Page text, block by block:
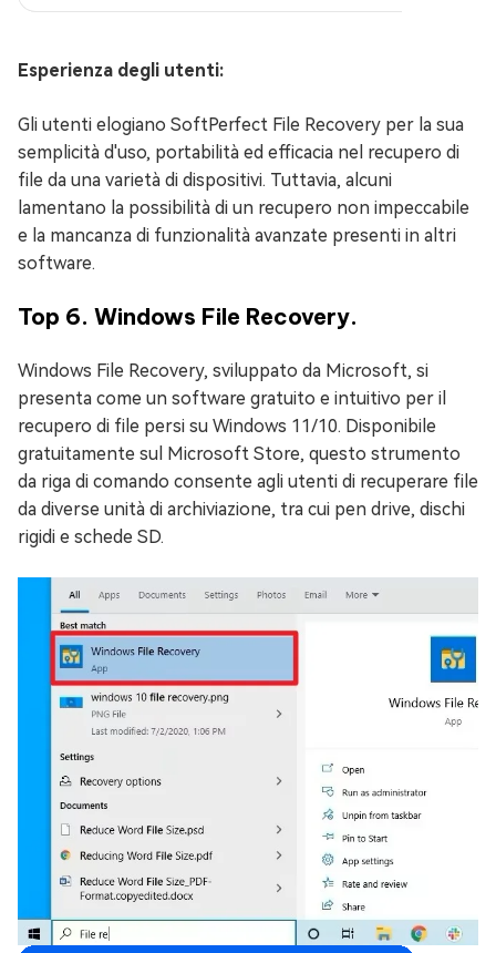
Esperienza degli utenti:
Gli utenti elogiano SoftPerfect File Recovery per la sua
semplicità d'uso, portabilità ed efficacia nel recupero di
file da una varietà di dispositivi. Tuttavia, alcuni
lamentano la possibilità di un recupero non impeccabile
e la mancanza di funzionalità avanzate presenti in altri
software.
Top 6. Windows File Recovery.
Windows File Recovery, sviluppato da Microsoft, si
presenta come un software gratuito e intuitivo per il
recupero di file persi su Windows 11/10. Disponibile
gratuitamente sul Microsoft Store, questo strumento
da riga di comando consente agli utenti di recuperare file
da diverse unità di archiviazione, tra cui pen drive, dischi
rigidi e schede SD.